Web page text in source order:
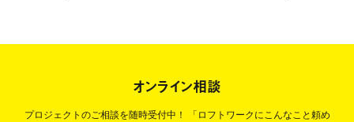
オンライン相談
プロジェクトのご相談を随時受付中！
「ロフトワークにこんなこと頼め